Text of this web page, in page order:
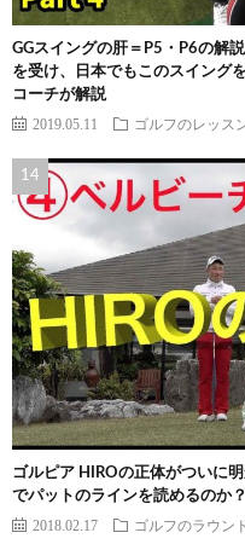
GGスイングの肝＝P5・P6の解
を受け、日本でもこのスイング
コーチが解説
2019.05.11 ゴルフのレッス
ゴルピア HIROの正体がついに
でパットのラインを読めるのか
2018.02.17 ゴルフのラウン